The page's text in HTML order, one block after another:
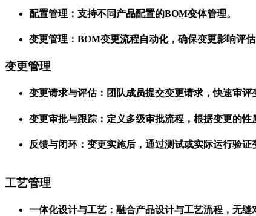
配置管理：支持不同产品配置的BOM变体管理。
变更管理：BOM变更流程自动化，确保变更影响评
变更管理
变更请求与评估：团队成员提交变更请求，快速审评
变更审批与跟踪：定义多级审批流程，根据变更的
反馈与闭环：变更实施后，通过测试或实际运行验
工艺管理
一体化设计与工艺：融合产品设计与工艺流程，无缝